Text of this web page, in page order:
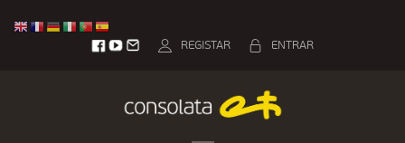
ENTRAR
REGISTAR